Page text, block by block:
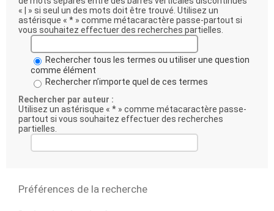
« | » si seul un des mots doit être trouvé. Utilisez un
astérisque « * » comme métacaractère passe-partout si
vous souhaitez effectuer des recherches partielles.
Rechercher tous les termes ou utiliser une question
comme élément
Rechercher n’importe quel de ces termes
Rechercher par auteur :
Utilisez un astérisque « * » comme métacaractère passe-
partout si vous souhaitez effectuer des recherches
partielles.
Préférences de la recherche